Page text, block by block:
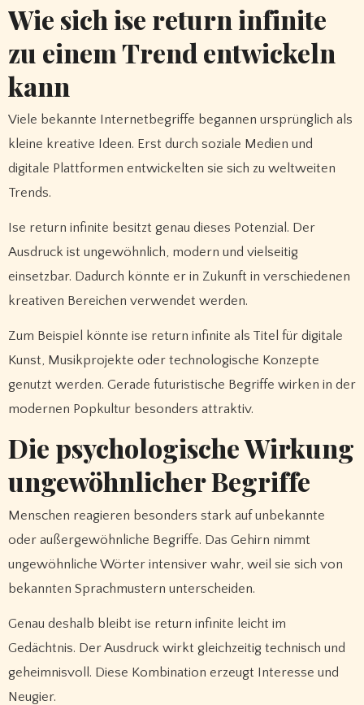
Wie sich ise return infinite
zu einem Trend entwickeln
kann
Viele bekannte Internetbegriffe begannen ursprünglich als
kleine kreative Ideen. Erst durch soziale Medien und
digitale Plattformen entwickelten sie sich zu weltweiten
Trends.
Ise return infinite besitzt genau dieses Potenzial. Der
Ausdruck ist ungewöhnlich, modern und vielseitig
einsetzbar. Dadurch könnte er in Zukunft in verschiedenen
kreativen Bereichen verwendet werden.
Zum Beispiel könnte ise return infinite als Titel für digitale
Kunst, Musikprojekte oder technologische Konzepte
genutzt werden. Gerade futuristische Begriffe wirken in der
modernen Popkultur besonders attraktiv.
Die psychologische Wirkung
ungewöhnlicher Begriffe
Menschen reagieren besonders stark auf unbekannte
oder außergewöhnliche Begriffe. Das Gehirn nimmt
ungewöhnliche Wörter intensiver wahr, weil sie sich von
bekannten Sprachmustern unterscheiden.
Genau deshalb bleibt ise return infinite leicht im
Gedächtnis. Der Ausdruck wirkt gleichzeitig technisch und
geheimnisvoll. Diese Kombination erzeugt Interesse und
Neugier.